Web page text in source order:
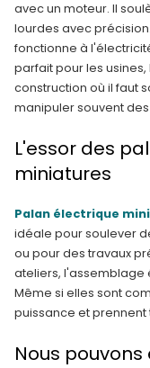
avec un moteur. Il
lourdes avec
fonctionne à
parfait pour les
construction où il faut
manipuler souvent
L'essor des
miniatures
Palan électrique
idéale pour soulever
ou pour des travaux
ateliers, l'assemblage
Même si elles sont
puissance et
Nous